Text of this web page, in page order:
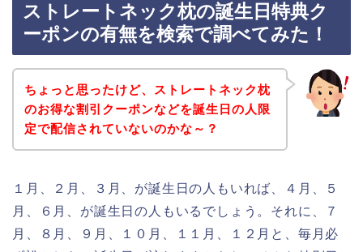
ストレートネック枕の誕生日特典ク
ーポンの有無を検索で調べてみた！
ちょっと思ったけど、ストレートネック枕
のお得な割引クーポンなどを誕生日の人限
定で配信されていないのかな～？
１月、２月、３月、が誕生日の人もいれば、４月、５
月、６月、が誕生日の人もいるでしょう。それに、７
月、８月、９月、１０月、１１月、１２月と、毎月必